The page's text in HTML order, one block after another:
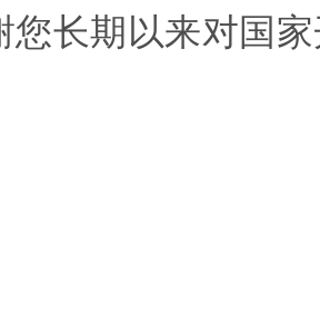
期以来对国家